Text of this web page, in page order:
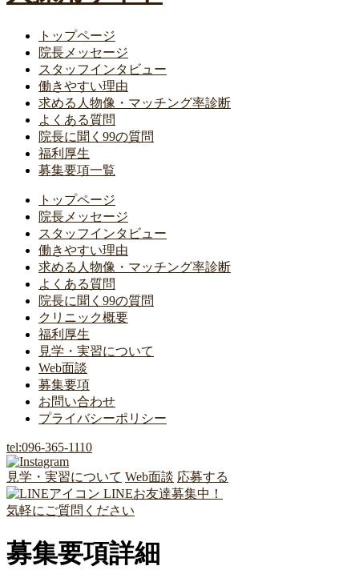
トップページ
院長メッセージ
スタッフインタビュー
働きやすい理由
求める人物像・マッチング率診断
よくある質問
院長に聞く99の質問
福利厚生
募集要項一覧
トップページ
院長メッセージ
スタッフインタビュー
働きやすい理由
求める人物像・マッチング率診断
よくある質問
院長に聞く99の質問
クリニック概要
福利厚生
見学・実習について
Web面談
募集要項
お問い合わせ
プライバシーポリシー
tel:096-365-1110
見学・実習について Web面談 応募する
LINEお友達募集中！
気軽にご質問ください
募集要項詳細